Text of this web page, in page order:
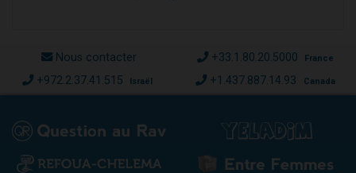
Nous contacter +33.1.80.20.5000 France
+972.2.37.41.515 Israël +1.437.887.14.93 Canada